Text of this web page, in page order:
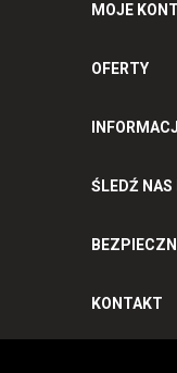
MOJE
OFERTY
ŚLEDŹ NAS
KONTAKT